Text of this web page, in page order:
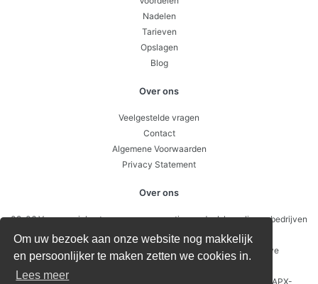
Om uw bezoek aan onze website nog makkelijk
en persoonlijker te maken zetten we cookies in.
Lees meer
Nadelen
Tarieven
Opslagen
Blog
Over ons
Veelgestelde vragen
Contact
Algemene Voorwaarden
Privacy Statement
Over ons
09-06 Van energiekosten naar concurrentievoordeel: hoe slimme bedrijven
sturen op prijsverschillen per uur
26-05 Waarom je soms geld toe krijgt voor stroom: negatieve
12-05 Batterijen en energieopslag: zo verdien je geld met een APX-